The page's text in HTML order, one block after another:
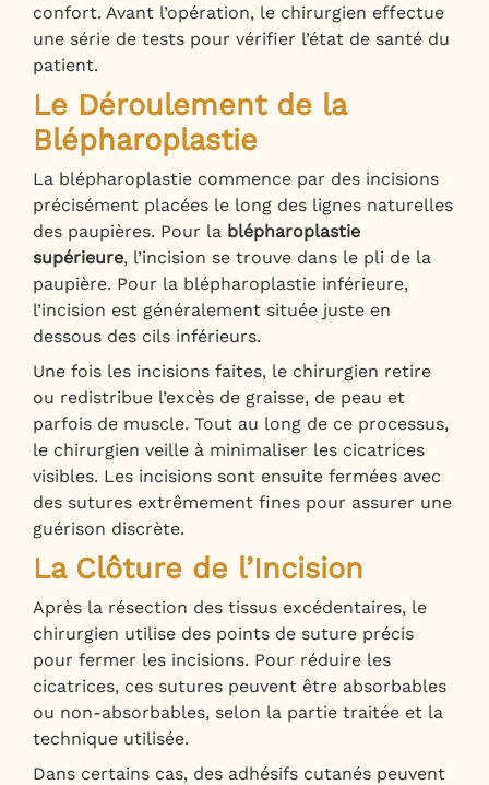
confort. Avant l’opération, le chirurgien effectue
une série de tests pour vérifier l’état de santé du
patient.
Le Déroulement de la
Blépharoplastie
La blépharoplastie commence par des incisions
précisément placées le long des lignes naturelles
des paupières. Pour la blépharoplastie
supérieure, l’incision se trouve dans le pli de la
paupière. Pour la blépharoplastie inférieure,
l’incision est généralement située juste en
dessous des cils inférieurs.
Une fois les incisions faites, le chirurgien retire
ou redistribue l’excès de graisse, de peau et
parfois de muscle. Tout au long de ce processus,
le chirurgien veille à minimaliser les cicatrices
visibles. Les incisions sont ensuite fermées avec
des sutures extrêmement fines pour assurer une
guérison discrète.
La Clôture de l’Incision
Après la résection des tissus excédentaires, le
chirurgien utilise des points de suture précis
pour fermer les incisions. Pour réduire les
cicatrices, ces sutures peuvent être absorbables
ou non-absorbables, selon la partie traitée et la
technique utilisée.
Dans certains cas, des adhésifs cutanés peuvent